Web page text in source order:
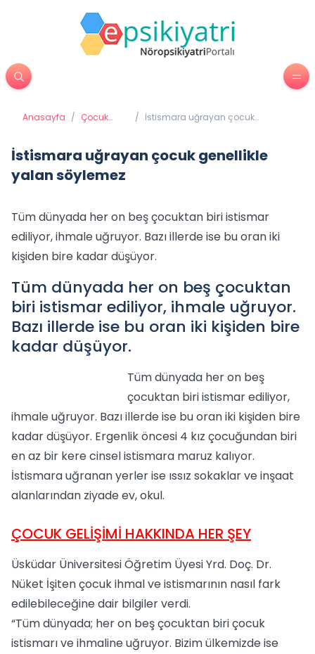
Anasayfa / Çocuk
/ İstismara uğrayan çocuk
İstismara uğrayan çocuk genellikle
yalan söylemez
Tüm dünyada her on beş çocuktan biri istismar
ediliyor, ihmale uğruyor. Bazı illerde ise bu oran iki
kişiden bire kadar düşüyor.
Tüm dünyada her on beş çocuktan
biri istismar ediliyor, ihmale uğruyor.
Bazı illerde ise bu oran iki kişiden bire
kadar düşüyor.
Tüm dünyada her on beş
çocuktan biri istismar ediliyor,
ihmale uğruyor. Bazı illerde ise bu oran iki kişiden bire
kadar düşüyor. Ergenlik öncesi 4 kız çocuğundan biri
en az bir kere cinsel istismara maruz kalıyor.
İstismara uğranan yerler ise ıssız sokaklar ve inşaat
alanlarından ziyade ev, okul.
ÇOCUK GELİŞİMİ HAKKINDA HER ŞEY
Üsküdar Üniversitesi Öğretim Üyesi Yrd. Doç. Dr.
Nüket İşiten çocuk ihmal ve istismarının nasıl fark
edilebileceğine dair bilgiler verdi.
“Tüm dünyada; her on beş çocuktan biri çocuk
istismarı ve ihmaline uğruyor. Bizim ülkemizde ise